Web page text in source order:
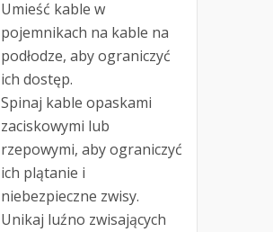
Umieść kable w
pojemnikach na kable na
podłodze, aby ograniczyć
ich dostęp.
Spinaj kable opaskami
zaciskowymi lub
rzepowymi, aby ograniczyć
ich plątanie i
niebezpieczne zwisy.
Unikaj luźno zwisających